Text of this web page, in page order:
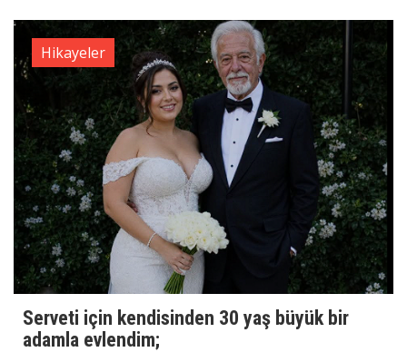
Hikayeler
Serveti için kendisinden 30 yaş büyük bir
adamla evlendim;